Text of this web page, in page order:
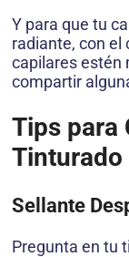
Y para que tu
radiante, con el
capilares estén
compartir
Tips para
Tinturado
Sellante
Pregunta en tu